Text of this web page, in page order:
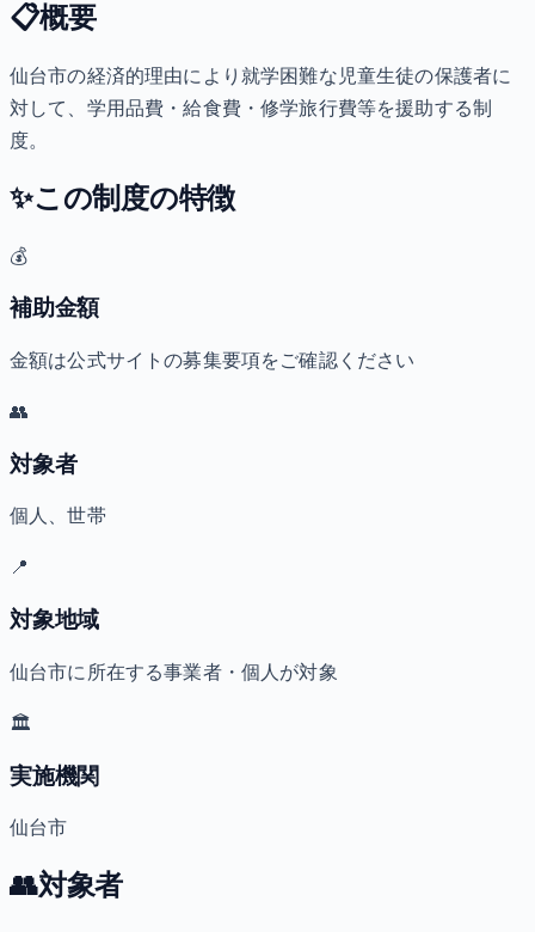
📋概要
仙台市の経済的理由により就学困難な児童生徒の保護者に
対して、学用品費・給食費・修学旅行費等を援助する制
度。
✨この制度の特徴
💰
補助金額
金額は公式サイトの募集要項をご確認ください
👥
対象者
個人、世帯
📍
対象地域
仙台市に所在する事業者・個人が対象
🏛️
実施機関
仙台市
👥対象者